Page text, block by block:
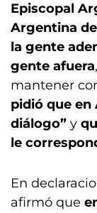
Episcopal
Argentina
la gente
gente afuera
mantener
pidió que en
diálogo” y
le
En
afirmó que